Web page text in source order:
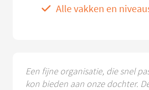
Alle vakken en
Een fijne organisatie, die snel
kon bieden aan onze dochter.